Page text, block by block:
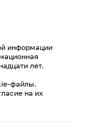
информации
лет.
файлы.
на их